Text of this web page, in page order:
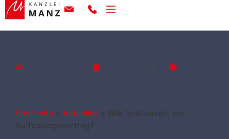
Startseite » Aktuelles » Wie funktioniert ein
Aufhebungs­vertrag?